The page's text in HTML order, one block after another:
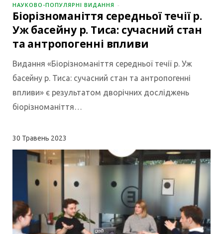
НАУКОВО-ПОПУЛЯРНІ ВИДАННЯ
Біорізноманіття середньої течії р.
Уж басейну р. Тиса: сучасний стан
та антропогенні впливи
Видання «Біорізноманіття середньої течії р. Уж
басейну р. Тиса: сучасний стан та антропогенні
впливи» є результатом дворічних досліджень
біорізноманіття…
30 Травень 2023